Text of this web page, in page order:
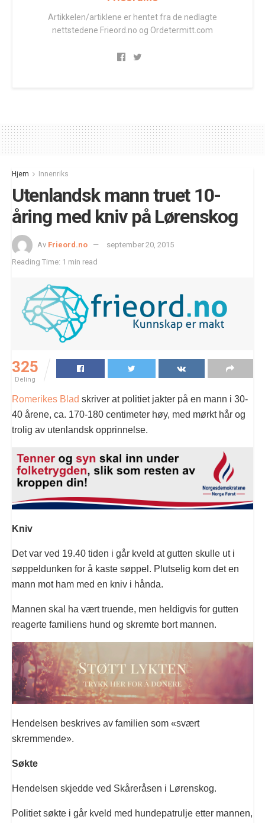
Artikkelen/artiklene er hentet fra de nedlagte
nettstedene Frieord.no og Ordetermitt.com
Hjem Innenriks
Utenlandsk mann truet 10-
åring med kniv på Lørenskog
Av Frieord.no
september 20, 2015
Reading Time: 1 min read
325
Deling
Romerikes Blad skriver at politiet jakter på en mann i 30-
40 årene, ca. 170-180 centimeter høy, med mørkt hår og
trolig av utenlandsk opprinnelse.
Kniv
Det var ved 19.40 tiden i går kveld at gutten skulle ut i
søppeldunken for å kaste søppel. Plutselig kom det en
mann mot ham med en kniv i hånda.
Mannen skal ha vært truende, men heldigvis for gutten
reagerte familiens hund og skremte bort mannen.
Hendelsen beskrives av familien som «svært
skremmende».
Søkte
Hendelsen skjedde ved Skåreråsen i Lørenskog.
Politiet søkte i går kveld med hundepatrulje etter mannen,